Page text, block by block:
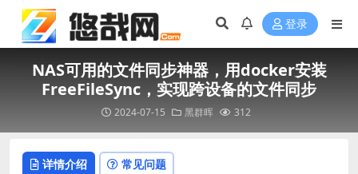
登录
NAS可用的文件同步神器，用docker安装
FreeFileSync，实现跨设备的文件同步
2024-07-15 黑群晖 312
详情介绍 常见问题